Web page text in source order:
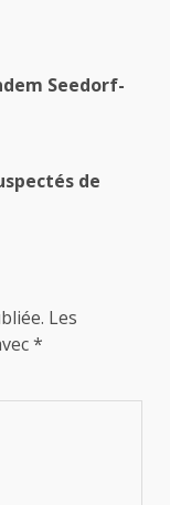
Seedorf-
de
Les
*